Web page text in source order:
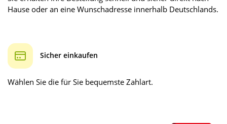
Hause oder an eine Wunschadresse innerhalb Deutschlands.
Sicher einkaufen
Wählen Sie die für Sie bequemste Zahlart.